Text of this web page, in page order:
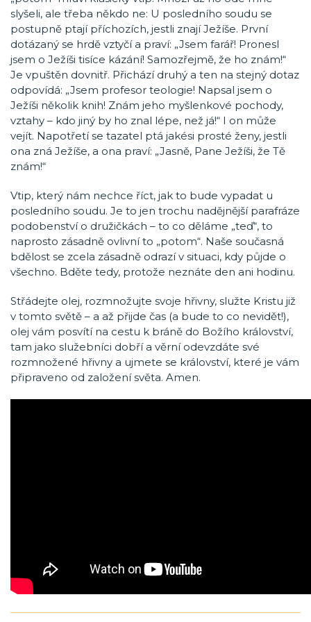
slyšeli, ale třeba někdo ne: U posledního soudu se
postupně ptají příchozích, jestli znají Ježíše. První
dotázaný se hrdě vztyčí a praví: „Jsem farář! Pronesl
jsem o Ježíši tisíce kázání! Samozřejmě, že ho znám!“
Je vpuštěn dovnitř. Přichází druhý a ten na stejný dotaz
odpovídá: „Jsem profesor teologie! Napsal jsem o
Ježíši několik knih! Znám jeho myšlenkové pochody,
vztahy – kdo jiný by ho znal lépe, než já!“ I on může
vejít. Napotřetí se tazatel ptá jakési prosté ženy, jestli
ona zná Ježíše, a ona praví: „Jasně, Pane Ježíši, že Tě
znám!“
Vtip, který nám nechce říct, jak to bude vypadat u
posledního soudu. Je to jen trochu nadějnější parafráze
podobenství o družičkách – to co děláme „teď“, to
naprosto zásadně ovlivní to „potom“. Naše současná
bdělost se zcela zásadně odrazí v situaci, kdy půjde o
všechno. Bděte tedy, protože neznáte den ani hodinu.
Střádejte olej, rozmnožujte svoje hřivny, služte Kristu již
v tomto světě – a až přijde čas (a bude to co nevidět!),
olej vám posvítí na cestu k bráně do Božího království,
tam jako služebníci dobří a věrní odevzdáte své
rozmnožené hřivny a ujmete se království, které je vám
připraveno od založení světa. Amen.